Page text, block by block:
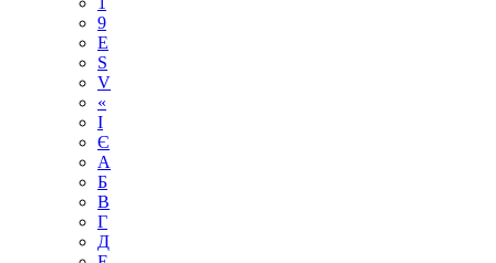
9
E
S
V
«
І
Є
А
Б
В
Г
Д